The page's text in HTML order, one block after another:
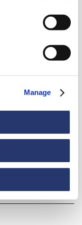
Manage